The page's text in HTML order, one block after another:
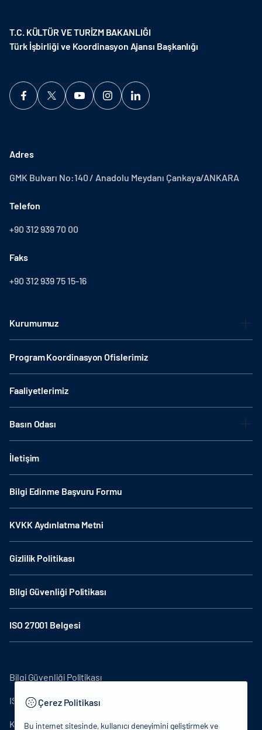
T.C. KÜLTÜR VE TURİZM BAKANLIĞI
Türk İşbirliği ve Koordinasyon Ajansı Başkanlığı
Adres
GMK Bulvarı No:140 / Anadolu Meydanı Çankaya/ANKARA
Telefon
+90 312 939 70 00
Faks
+90 312 939 75 15-16
Kurumumuz
Program Koordinasyon Ofislerimiz
Faaliyetlerimiz
Basın Odası
İletişim
Bilgi Edinme Başvuru Formu
KVKK Aydınlatma Metni
Gizlilik Politikası
Bilgi Güvenliği Politikası
ISO 27001 Belgesi
Bilgi Güvenliği Politikası
ISO27001
KVKK Aydınlatma Metni
Çerez Politikası
Bu internet sitesinde, kullanıcı deneyimini geliştirmek ve